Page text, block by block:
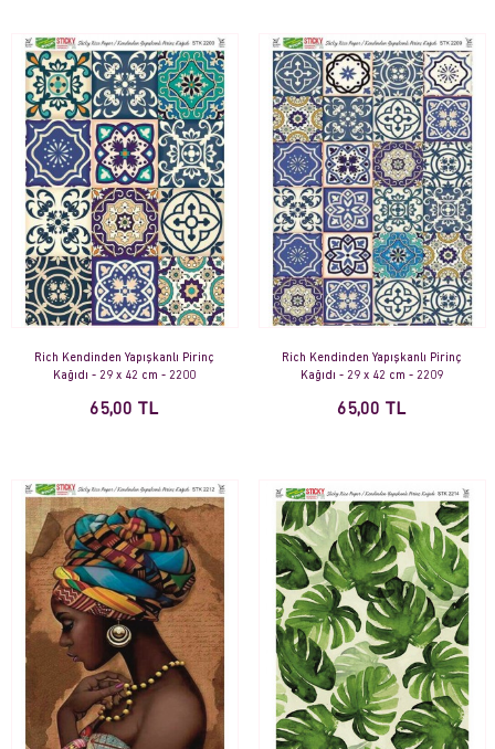
Rich Kendinden Yapışkanlı Pirinç
Kağıdı - 29 x 42 cm - 2200
65,00 TL
Rich Kendinden Yapışkanlı Pirinç
Kağıdı - 29 x 42 cm - 2209
65,00 TL